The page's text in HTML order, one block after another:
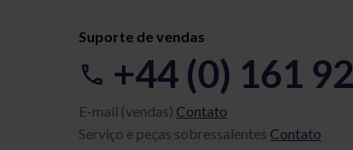
Suporte de vendas
+44 (0) 161
E-mail (vendas) Contato
Serviço e peças sobressalentes Contato